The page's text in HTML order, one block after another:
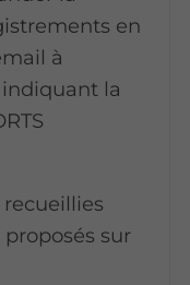
en
à
la
sur